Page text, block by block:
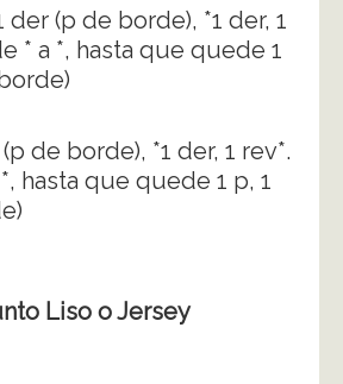
der (p de borde), *1 der, 1
* a *, hasta que quede 1
de borde), *1 der, 1 rev*.
hasta que quede 1 p, 1
Liso o Jersey